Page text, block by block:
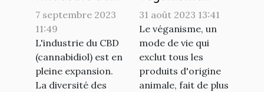
CBD : un
aperçu du
marché des
résines et du
hash
7 septembre 2023
11:49
L'industrie du CBD
(cannabidiol) est en
pleine expansion.
La diversité des
influence le
marché de
l'alimentation
31 août 2023 13:41
Le véganisme, un
mode de vie qui
exclut tous les
produits d'origine
animale, fait de plus